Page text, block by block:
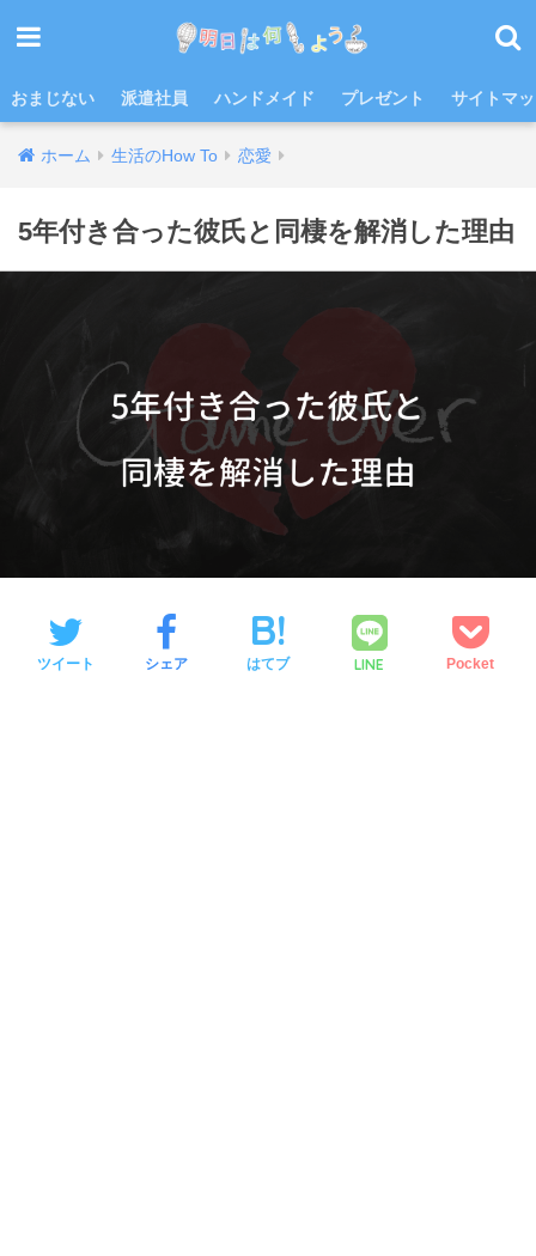
おまじない 派遣社員 ハンドメイド プレゼント サイトマ
ホーム 生活のHow To 恋愛
5年付き合った彼氏と同棲を解消した理由
ツイート シェア はてブ LINE Pocket